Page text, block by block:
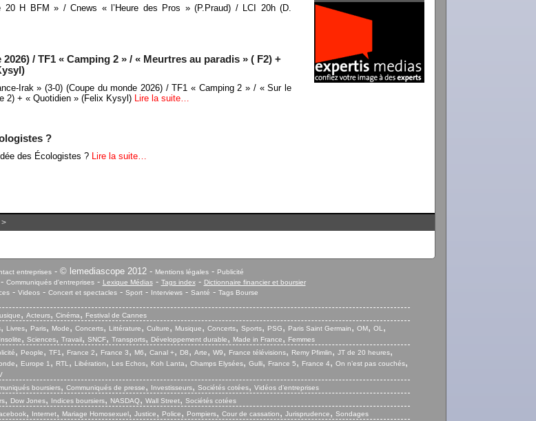
H BFM » / Cnews « l’Heure des Pros » (P.Praud) / LCI 20h (D.
/ TF1 « Camping 2 » / « Meurtres au paradis » ( F2) +
Irak » (3-0) (Coupe du monde 2026) / TF1 « Camping 2 » / « Sur le
2) + « Quotidien » (Felix Kysyl) Lire la suite…
?
des Écologistes ? Lire la suite…
>
entreprises- © lemediascope 2012 - Mentions légales- Publicité
- Communiqués d'entreprises- Lexique Médias- Tags index- Dictionnaire financier et boursier
- Videos- Concert et spectacles- Sport- Interviews- Santé - Tags Bourse
, Acteurs, Cinéma, Festival de Cannes
, Livres, Paris, Mode, Concerts, Littérature, Culture, Musique, Concerts, Sports, PSG, Paris Saint Germain, OM, OL ,
Insolite, Sciences, Travail, SNCF, Transports, Développement durable, Made in France, Femmes
, People, TF1 , France 2, France 3, M6, Canal +, D8, Arte, W9, France télévisions, Remy Pfimlin, JT de 20 heures,
, Europe 1 , RTL , Libération, Les Echos, Koh Lanta, Champs Elysées, Gulli, France 5, France 4, On n’est pas couchés,
boursiers, Communiqués de presse, Investisseurs, Sociétés cotées, Vidéos d’entreprises
, Dow Jones, Indices boursiers, NASDAQ, Wall Street, Sociétés cotées
, Internet, Mariage Homosexuel, Justice, Police, Pompiers, Cour de cassation, Jurisprudence, Sondages